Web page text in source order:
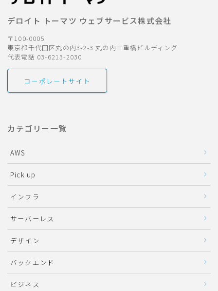
デロイト トーマツ ウェブサービス株式会社
〒100-0005
東京都千代田区丸の内3-2-3 丸の内二重橋ビルディング
代表電話 03-6213-2030
コーポレートサイト
カテゴリー一覧
AWS
Pick up
インフラ
サーバーレス
デザイン
バックエンド
ビジネス